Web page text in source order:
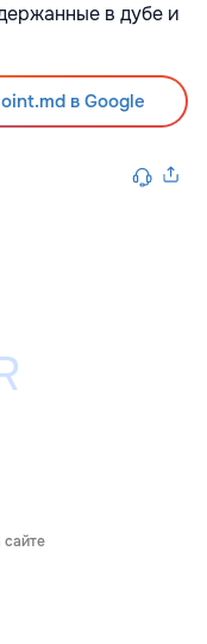
в дубе и
в Google
сайте